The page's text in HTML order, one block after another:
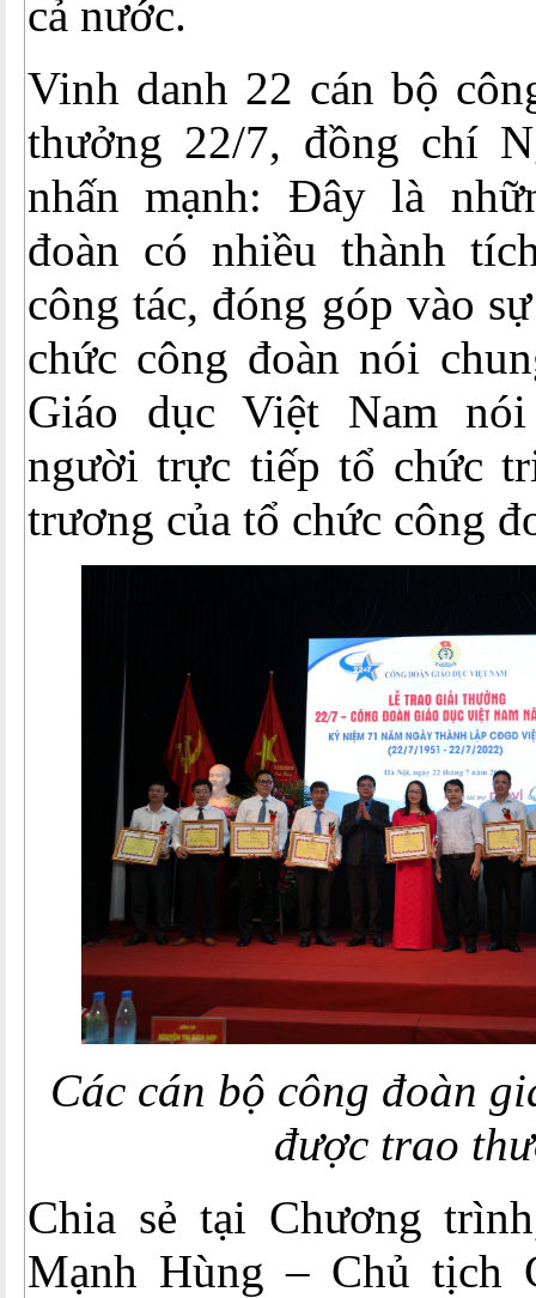
cả nước.
Vinh danh 22 cán bộ
thưởng 22/7, đồng chí
nhấn mạnh: Đây là
đoàn có nhiều thành
công tác, đóng góp vào
chức công đoàn nói
Giáo dục Việt Nam
người trực tiếp tổ chức
trương của tổ chức công
Các cán bộ công đoàn
được trao
Chia sẻ tại Chương
Mạnh Hùng – Chủ tịch